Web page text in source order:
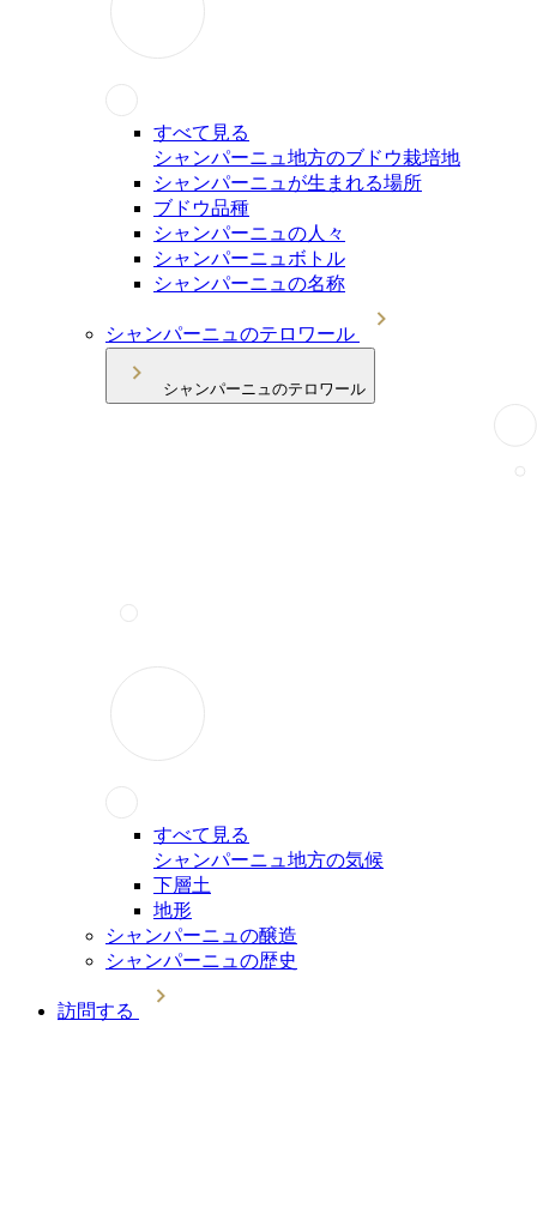
すべて見る
シャンパーニュ地方のブドウ栽培地
シャンパーニュが生まれる場所
ブドウ品種
シャンパーニュの人々
シャンパーニュボトル
シャンパーニュの名称
シャンパーニュのテロワール
シャンパーニュのテロワール
すべて見る
シャンパーニュ地方の気候
下層土
地形
シャンパーニュの醸造
シャンパーニュの歴史
訪問する